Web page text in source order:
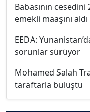
Babasının
emekli maaşını aldı
EEDA:
sorunlar sürüyor
Mohamed Salah
taraftarla buluştu